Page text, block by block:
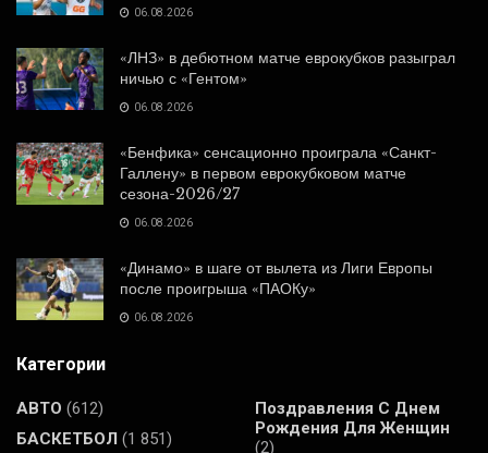
06.08.2026
«ЛНЗ» в дебютном матче еврокубков разыграл
ничью с «Гентом»
06.08.2026
«Бенфика» сенсационно проиграла «Санкт-
Галлену» в первом еврокубковом матче
сезона-2026/27
06.08.2026
«Динамо» в шаге от вылета из Лиги Европы
после проигрыша «ПАОКу»
06.08.2026
Категории
АВТО (612)
БАСКЕТБОЛ (1 851)
Поздравления С Днем
Рождения Для Женщин
(2)